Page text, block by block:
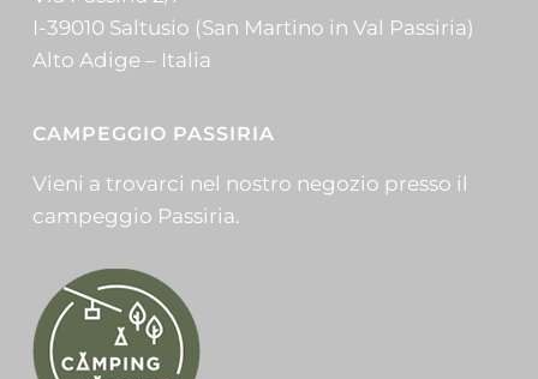
I-39010 Saltusio (San Martino in Val Passiria)
Alto Adige – Italia
CAMPEGGIO PASSIRIA
Vieni a trovarci nel nostro negozio presso il
campeggio Passiria.